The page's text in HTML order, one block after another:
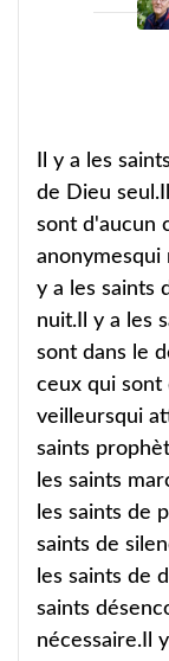
Il y a les
de Dieu
sont d'aucun
anonymesqui
y a les saints
nuit.Il y a les
sont dans le
ceux qui sont
veilleursqui
saints
les saints
les saints de
saints de
les saints de
saints
nécessaire.Il